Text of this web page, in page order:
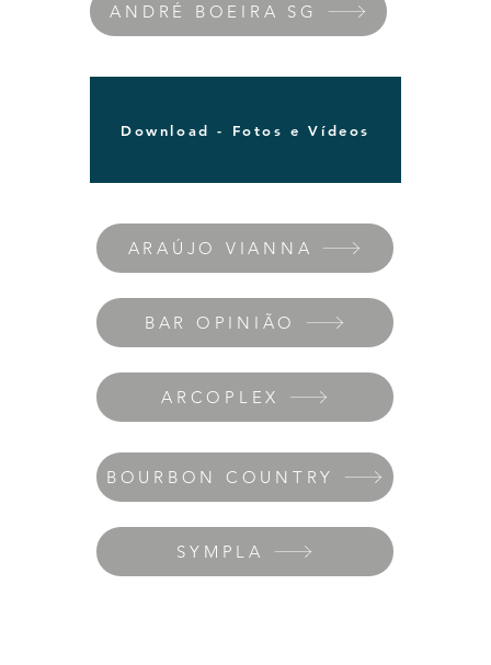
ANDRÉ BOEIRA SG
Download - Fotos e Vídeos
ARAÚJO VIANNA
BAR OPINIÃO
ARCOPLEX
BOURBON COUNTRY
SYMPLA